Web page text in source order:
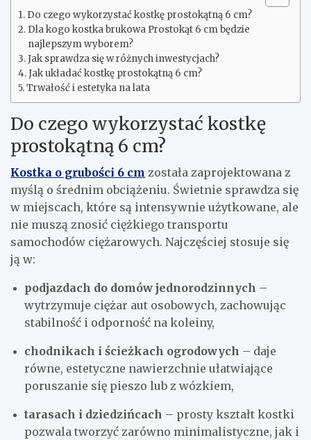
Do czego wykorzystać kostkę prostokątną 6 cm?
Dla kogo kostka brukowa Prostokąt 6 cm będzie
najlepszym wyborem?
Jak sprawdza się w różnych inwestycjach?
Jak układać kostkę prostokątną 6 cm?
Trwałość i estetyka na lata
Do czego wykorzystać kostkę
prostokątną 6 cm?
Kostka o grubości 6 cm została zaprojektowana z
myślą o średnim obciążeniu. Świetnie sprawdza się
w miejscach, które są intensywnie użytkowane, ale
nie muszą znosić ciężkiego transportu
samochodów ciężarowych. Najczęściej stosuje się
ją w:
podjazdach do domów jednorodzinnych –
wytrzymuje ciężar aut osobowych, zachowując
stabilność i odporność na koleiny,
chodnikach i ścieżkach ogrodowych – daje
równe, estetyczne nawierzchnie ułatwiające
poruszanie się pieszo lub z wózkiem,
tarasach i dziedzińcach – prosty kształt kostki
pozwala tworzyć zarówno minimalistyczne, jak i